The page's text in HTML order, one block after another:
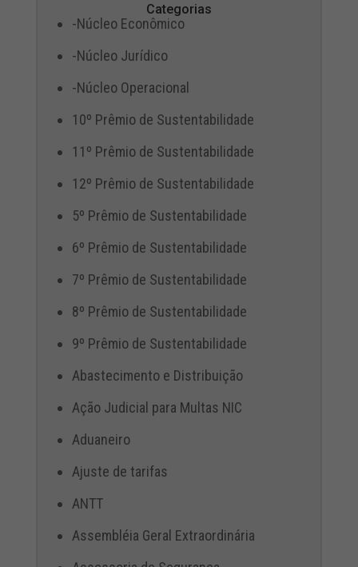
Categorias
-Núcleo Econômico
-Núcleo Jurídico
-Núcleo Operacional
10º Prêmio de Sustentabilidade
11º Prêmio de Sustentabilidade
12º Prêmio de Sustentabilidade
5º Prêmio de Sustentabilidade
6º Prêmio de Sustentabilidade
7º Prêmio de Sustentabilidade
8º Prêmio de Sustentabilidade
9º Prêmio de Sustentabilidade
Abastecimento e Distribuição
Ação Judicial para Multas NIC
Aduaneiro
Ajuste de tarifas
ANTT
Assembléia Geral Extraordinária